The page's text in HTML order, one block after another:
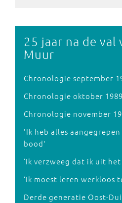
25 jaar na de val
Muur
Chronologie september
Chronologie oktober 1989
Chronologie november
'Ik heb alles
bood'
‘Ik verzweeg dat ik uit het
‘Ik moest leren werkloos
Derde generatie Oost-